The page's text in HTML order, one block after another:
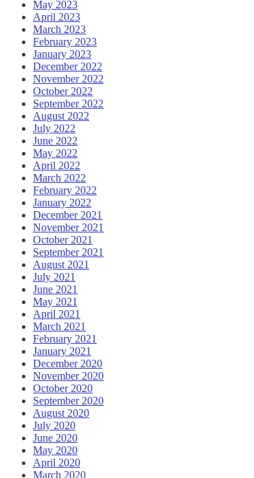
May 2023
April 2023
March 2023
February 2023
January 2023
December 2022
November 2022
October 2022
September 2022
August 2022
July 2022
June 2022
May 2022
April 2022
March 2022
February 2022
January 2022
December 2021
November 2021
October 2021
September 2021
August 2021
July 2021
June 2021
May 2021
April 2021
March 2021
February 2021
January 2021
December 2020
November 2020
October 2020
September 2020
August 2020
July 2020
June 2020
May 2020
April 2020
March 2020